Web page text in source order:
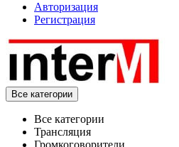
Авторизация
Регистрация
Все категории
Все категории
Трансляция
Громкоговорители